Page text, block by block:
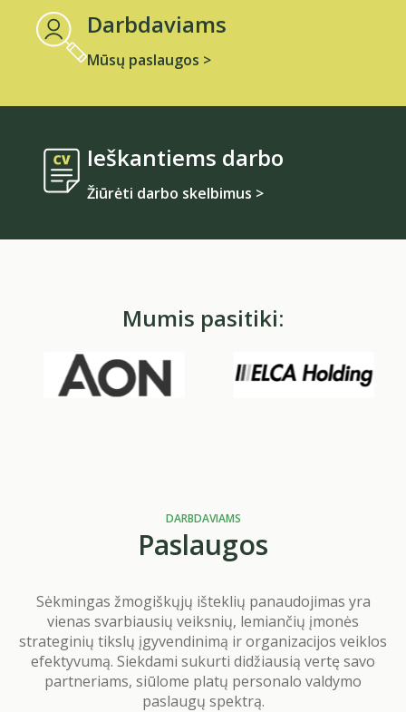
Darbdaviams
Mūsų paslaugos >
Ieškantiems darbo
Žiūrėti darbo skelbimus >
Mumis pasitiki:
DARBDAVIAMS
Paslaugos
Sėkmingas žmogiškųjų išteklių panaudojimas yra
vienas svarbiausių veiksnių, lemiančių įmonės
strateginių tikslų įgyvendinimą ir organizacijos veiklos
efektyvumą. Siekdami sukurti didžiausią vertę savo
partneriams, siūlome platų personalo valdymo
paslaugų spektrą.